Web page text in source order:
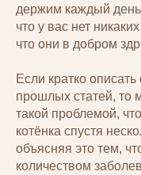
держим каждый
что у вас нет
что они в добром
Если кратко
прошлых статей, то
такой проблемой,
котёнка спустя
объясняя это тем,
количеством